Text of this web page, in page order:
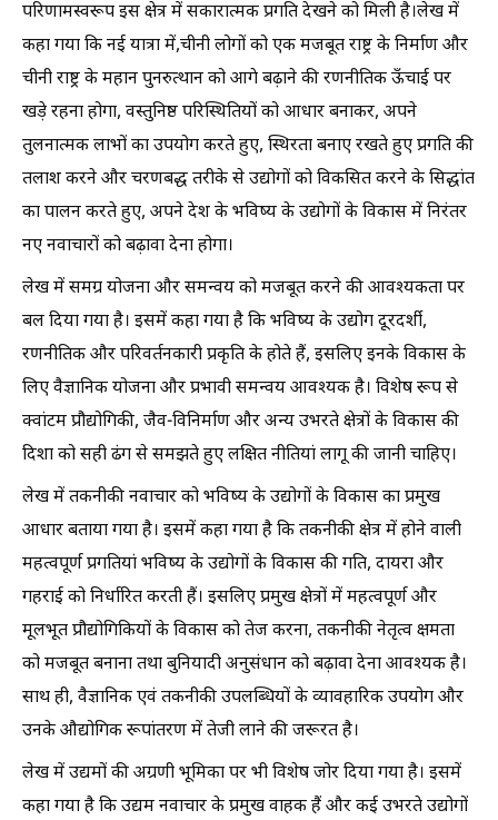
परिणामस्वरूप इस क्षेत्र में सकारात्मक प्रगति देखने को मिली है।लेख में
कहा गया कि नई यात्रा में,चीनी लोगों को एक मजबूत राष्ट्र के निर्माण और
चीनी राष्ट्र के महान पुनरुत्थान को आगे बढ़ाने की रणनीतिक ऊँचाई पर
खड़े रहना होगा, वस्तुनिष्ठ परिस्थितियों को आधार बनाकर, अपने
तुलनात्मक लाभों का उपयोग करते हुए, स्थिरता बनाए रखते हुए प्रगति की
तलाश करने और चरणबद्ध तरीके से उद्योगों को विकसित करने के सिद्धांत
का पालन करते हुए, अपने देश के भविष्य के उद्योगों के विकास में निरंतर
नए नवाचारों को बढ़ावा देना होगा।
लेख में समग्र योजना और समन्वय को मजबूत करने की आवश्यकता पर
बल दिया गया है। इसमें कहा गया है कि भविष्य के उद्योग दूरदर्शी,
रणनीतिक और परिवर्तनकारी प्रकृति के होते हैं, इसलिए इनके विकास के
लिए वैज्ञानिक योजना और प्रभावी समन्वय आवश्यक है। विशेष रूप से
क्वांटम प्रौद्योगिकी, जैव-विनिर्माण और अन्य उभरते क्षेत्रों के विकास की
दिशा को सही ढंग से समझते हुए लक्षित नीतियां लागू की जानी चाहिए।
लेख में तकनीकी नवाचार को भविष्य के उद्योगों के विकास का प्रमुख
आधार बताया गया है। इसमें कहा गया है कि तकनीकी क्षेत्र में होने वाली
महत्वपूर्ण प्रगतियां भविष्य के उद्योगों के विकास की गति, दायरा और
गहराई को निर्धारित करती हैं। इसलिए प्रमुख क्षेत्रों में महत्वपूर्ण और
मूलभूत प्रौद्योगिकियों के विकास को तेज करना, तकनीकी नेतृत्व क्षमता
को मजबूत बनाना तथा बुनियादी अनुसंधान को बढ़ावा देना आवश्यक है।
साथ ही, वैज्ञानिक एवं तकनीकी उपलब्धियों के व्यावहारिक उपयोग और
उनके औद्योगिक रूपांतरण में तेजी लाने की जरूरत है।
लेख में उद्यमों की अग्रणी भूमिका पर भी विशेष जोर दिया गया है। इसमें
कहा गया है कि उद्यम नवाचार के प्रमुख वाहक हैं और कई उभरते उद्योगों